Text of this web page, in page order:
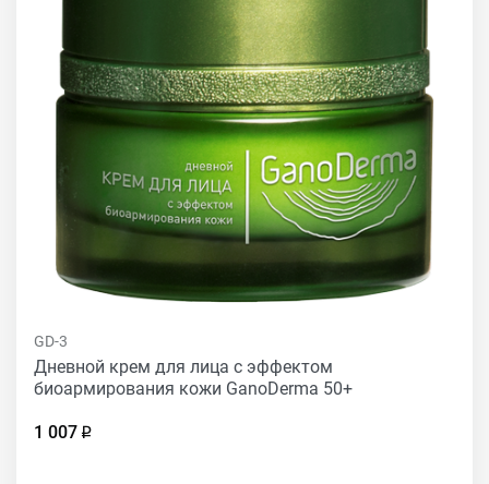
GD-3
Дневной крем для лица с эффектом
биоармирования кожи GanoDerma 50+
1 007